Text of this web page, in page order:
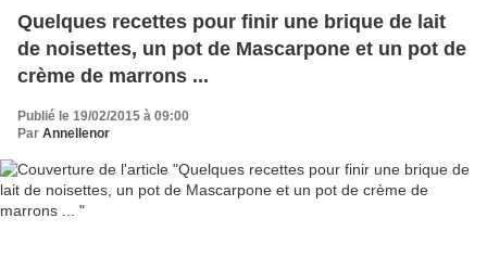
Quelques recettes pour finir une brique de lait
de noisettes, un pot de Mascarpone et un pot de
crème de marrons ...
Publié le 19/02/2015 à 09:00
Par Annellenor